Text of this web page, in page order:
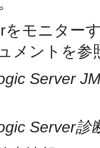
をモニター
メントを参
Server
Server診